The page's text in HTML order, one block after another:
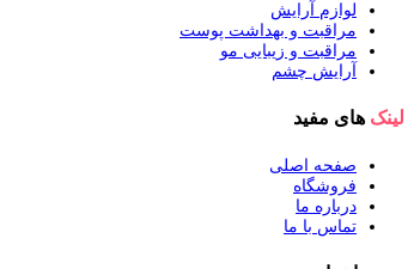
لوازم آرایش
مراقبت و بهداشت پوست
مراقبت و زیبایی مو
آرایش چشم
لینک های مفید
صفحه اصلی
فروشگاه
درباره ما
تماس با ما